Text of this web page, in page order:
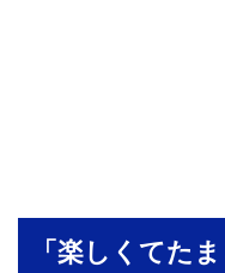
「楽しくてた